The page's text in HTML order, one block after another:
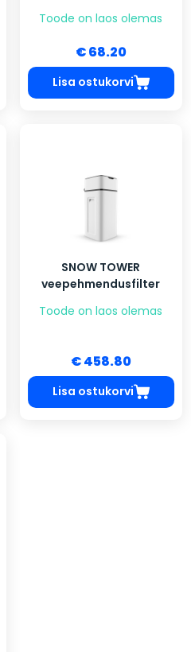
Toode on laos olemas
€ 68.20
Lisa ostukorvi
SNOW TOWER
veepehmendusfilter
Toode on laos olemas
€ 458.80
Lisa ostukorvi